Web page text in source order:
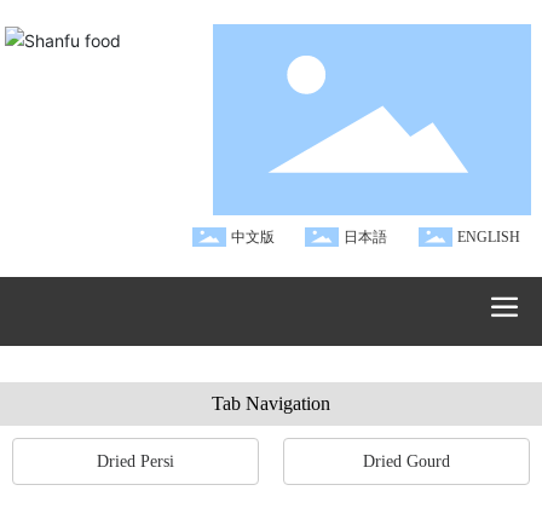
中文版 日本語 ENGLISH
Tab Navigation
Dried Persi Dried Gourd